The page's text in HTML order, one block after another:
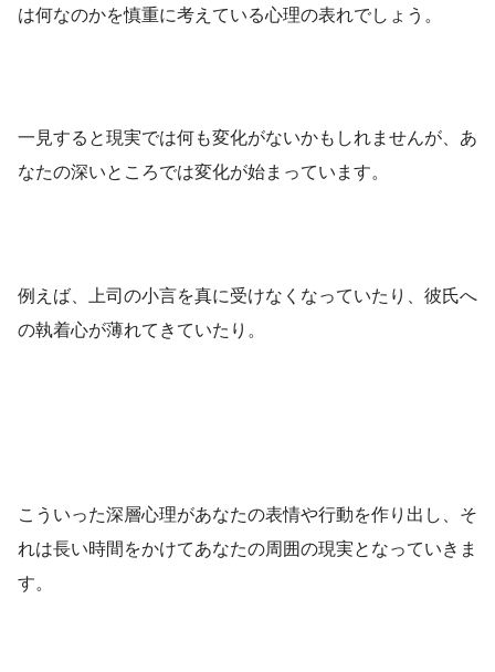
は何なのかを慎重に考えている心理の表れでしょう。
一見すると現実では何も変化がないかもしれませんが、あ
なたの深いところでは変化が始まっています。
例えば、上司の小言を真に受けなくなっていたり、彼氏へ
の執着心が薄れてきていたり。
こういった深層心理があなたの表情や行動を作り出し、そ
れは長い時間をかけてあなたの周囲の現実となっていきま
す。